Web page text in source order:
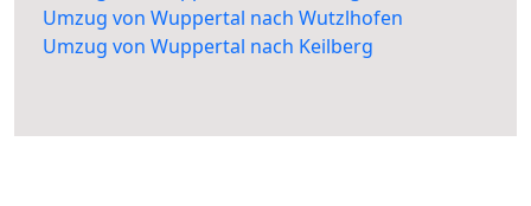
Umzug von Wuppertal nach Wutzlhofen
Umzug von Wuppertal nach Keilberg